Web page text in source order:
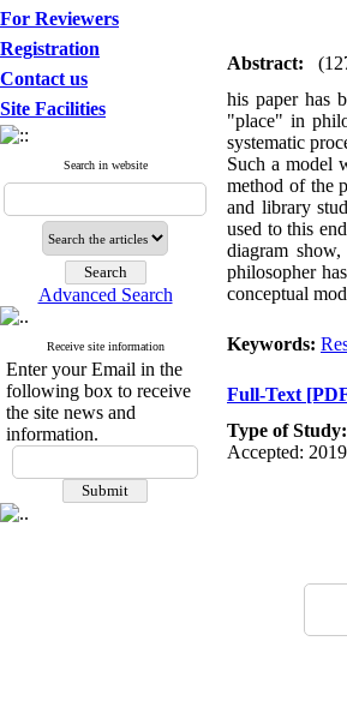
For Reviewers
Registration
Contact us
Site Facilities
Search in website
Advanced Search
Receive site information
Enter your Email in the
following box to receive
the site news and
information.
Abstract:
his paper has
"place" in
systematic
Such a model
method of the
and library
used to this
diagram
philosopher
conceptual
Keywords:
Full-Text
Type of Study:
Accepted: